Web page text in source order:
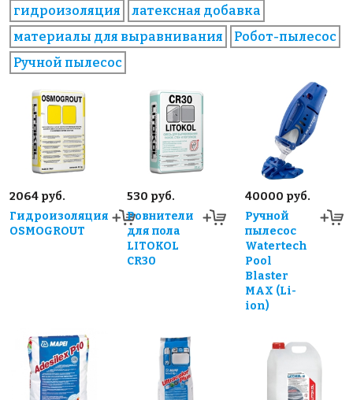
гидроизоляция
латексная добавка
материалы для выравнивания
Робот-пылесос
Ручной пылесос
2064 руб.
Гидроизоляция
OSMOGROUT
530 руб.
Ровнители
для пола
LITOKOL
CR30
40000 руб.
Ручной
пылесос
Watertech
Pool
Blaster
MAX (Li-
ion)